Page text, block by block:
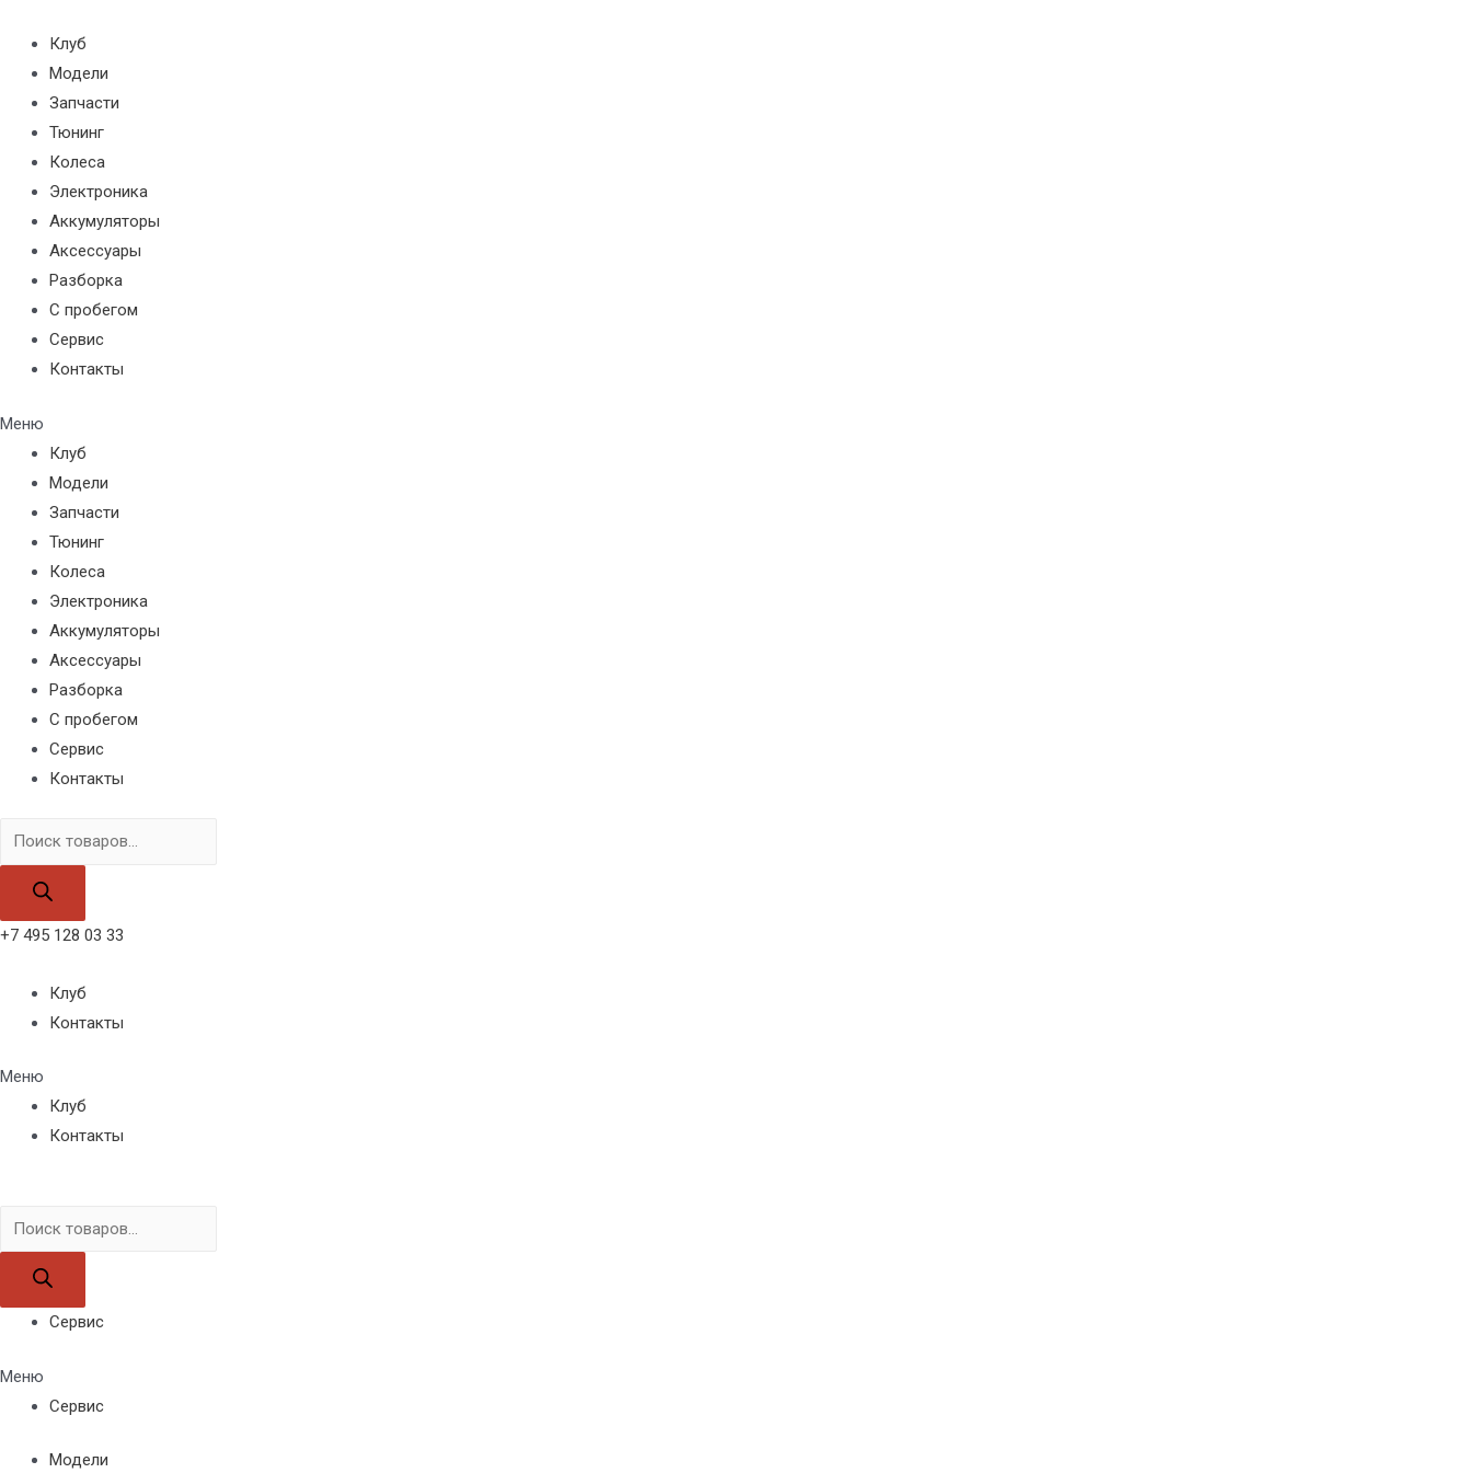
содержимому
Клуб
Модели
Запчасти
Тюнинг
Колеса
Электроника
Аккумуляторы
Аксессуары
Разборка
С пробегом
Сервис
Контакты
Меню
Клуб
Модели
Запчасти
Тюнинг
Колеса
Электроника
Аккумуляторы
Аксессуары
Разборка
С пробегом
Сервис
Контакты
Поиск
товаров
+7 495 128 03 33
Клуб
Контакты
Меню
Клуб
Контакты
Поиск
товаров
Сервис
Меню
Сервис
Модели